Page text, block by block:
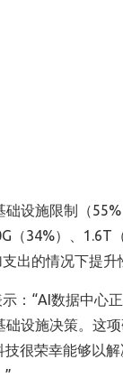
础设施限制（55%
（34%）、 1.6T
支出的情况下提升
： “AI数据中心
设施决策。这
很荣幸能够以
”